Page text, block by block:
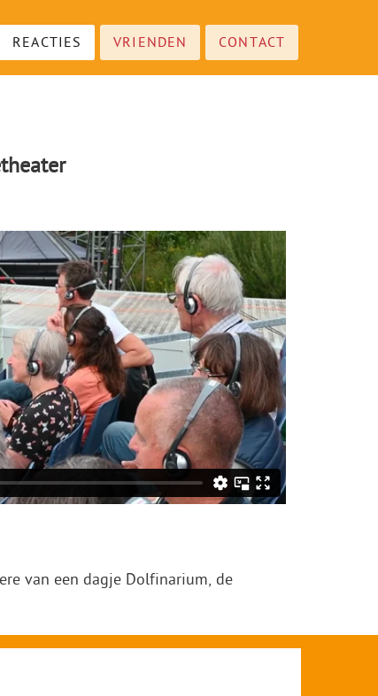
REACTIES VRIENDEN CONTACT
van een dagje Dolfinarium, de